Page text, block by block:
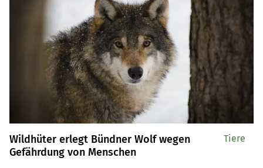
Wildhüter erlegt Bündner Wolf wegen
Gefährdung von Menschen
Tiere